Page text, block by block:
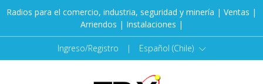
Radios para el comercio, industria, seguridad y minería | Ventas |
Arriendos | Instalaciones |
Ingreso/Registro | Español (Chile)